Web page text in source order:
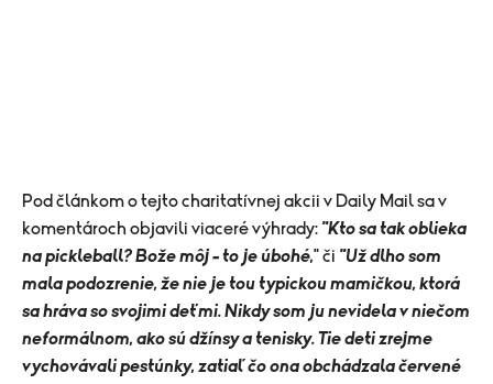
Pod článkom o tejto charitatívnej akcii v Daily Mail sa v
komentároch objavili viaceré výhrady: "Kto sa tak oblieka
na pickleball? Bože môj – to je úbohé," či "Už dlho som
mala podozrenie, že nie je tou typickou mamičkou, ktorá
sa hráva so svojimi deťmi. Nikdy som ju nevidela v niečom
neformálnom, ako sú džínsy a tenisky. Tie deti zrejme
vychovávali pestúnky, zatiaľ čo ona obchádzala červené